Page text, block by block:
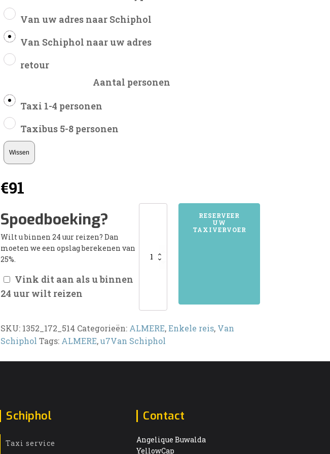
Van uw adres naar Schiphol
Van Schiphol naar uw adres
retour
Aantal personen
Taxi 1-4 personen
Taxibus 5-8 personen
Wissen
€91
Spoedboeking?
Wilt u binnen 24 uur reizen? Dan
moeten we een opslag berekenen van
25%.
Vink dit aan als u binnen
24 uur wilt reizen
RESERVEER
UW
TAXIVERVOER
SKU: 1352_172_514 Categorieën: ALMERE,Enkele reis, Van
Schiphol Tags: ALMERE,u7Van Schiphol
Schiphol
Taxi service
Contact
Angelique Buwalda
YellowCap